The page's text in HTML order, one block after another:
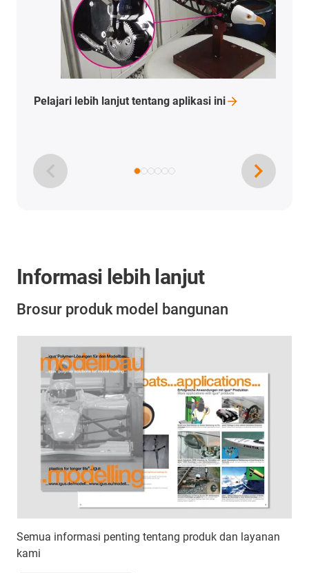
Pelajari lebih lanjut tentang aplikasi ini
Informasi lebih lanjut
Brosur produk model bangunan
Semua informasi penting tentang produk dan layanan
kami